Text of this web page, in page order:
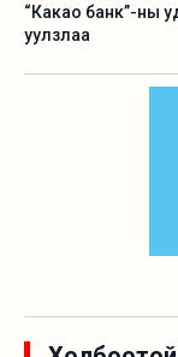
“Какао банк”-ны
уулзлаа